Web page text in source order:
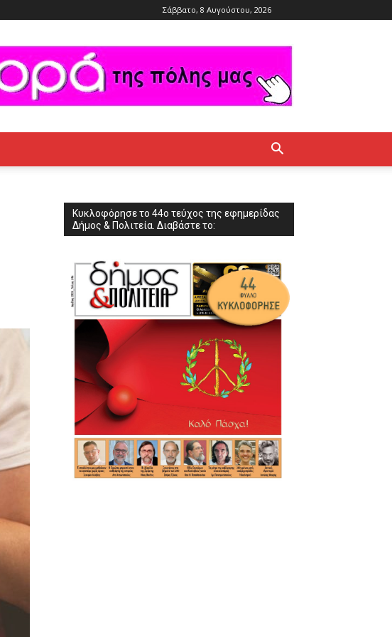
Σάββατο, 8 Αυγούστου, 2026
Κυκλοφόρησε το 44ο τεύχος της εφημερίδας
Δήμος & Πολιτεία. Διαβάστε το: